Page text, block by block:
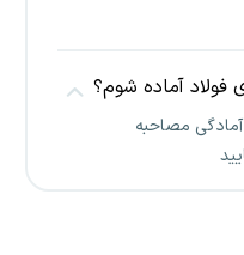
آماده شوم؟
مصاحبه